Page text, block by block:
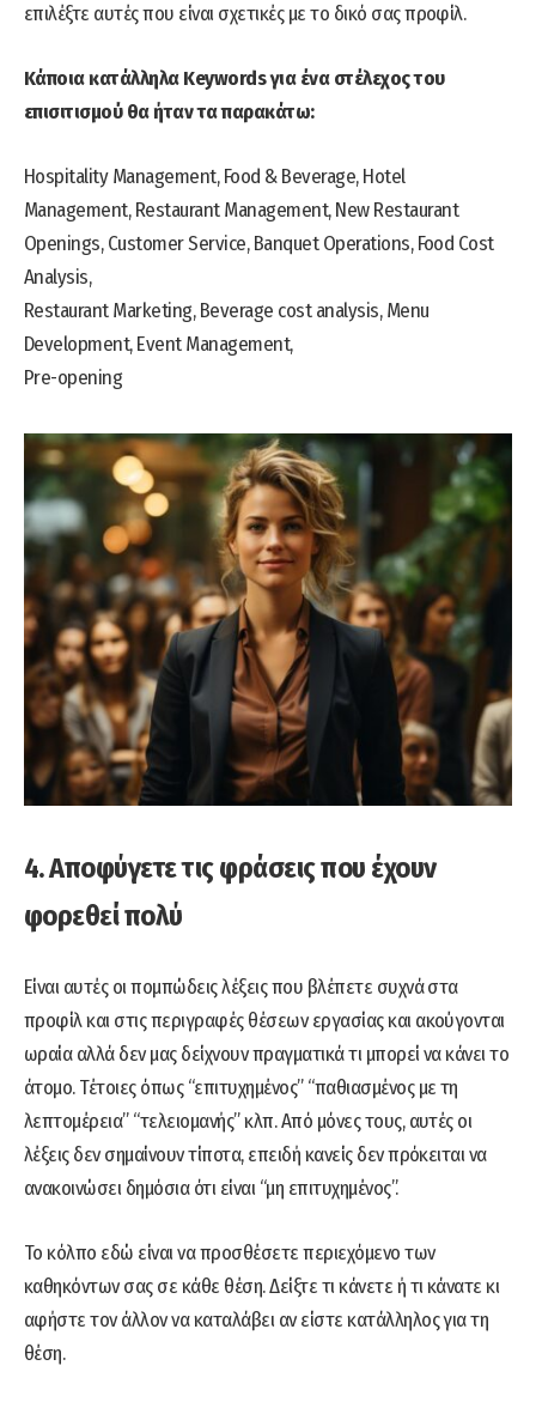
επιλέξτε αυτές που είναι σχετικές με το δικό σας προφίλ.
Κάποια κατάλληλα Keywords για ένα στέλεχος του
επισιτισμού θα ήταν τα παρακάτω:
Hospitality Management, Food & Beverage, Hotel
Management, Restaurant Management, New Restaurant
Openings, Customer Service, Banquet Operations, Food Cost
Analysis,
Restaurant Marketing, Beverage cost analysis, Menu
Development, Event Management,
Pre-opening
4. Αποφύγετε τις φράσεις που έχουν
φορεθεί πολύ
Είναι αυτές οι πομπώδεις λέξεις που βλέπετε συχνά στα
προφίλ και στις περιγραφές θέσεων εργασίας και ακούγονται
ωραία αλλά δεν μας δείχνουν πραγματικά τι μπορεί να κάνει το
άτομο. Τέτοιες όπως “επιτυχημένος” “παθιασμένος με τη
λεπτομέρεια” “τελειομανής” κλπ. Από μόνες τους, αυτές οι
λέξεις δεν σημαίνουν τίποτα, επειδή κανείς δεν πρόκειται να
ανακοινώσει δημόσια ότι είναι “μη επιτυχημένος”.
Το κόλπο εδώ είναι να προσθέσετε περιεχόμενο των
καθηκόντων σας σε κάθε θέση. Δείξτε τι κάνετε ή τι κάνατε κι
αφήστε τον άλλον να καταλάβει αν είστε κατάλληλος για τη
θέση.